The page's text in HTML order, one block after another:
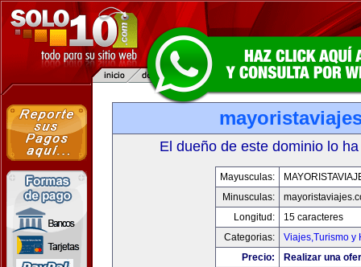
El dueño de este dominio lo
Mayusculas:
Minusculas:
Longitud:
15 caracteres
Categorias:
Viajes,Turismo y
Precio:
Realizar una